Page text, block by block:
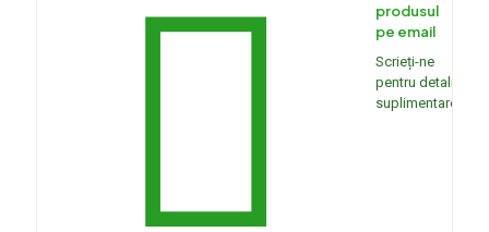
produsul
pe email
Scrieți-ne
pentru detalii
suplimentare